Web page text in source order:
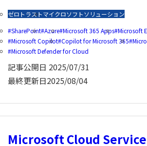
ゼロトラストマイクロソフトソリューション
SharePoint Azure Microsoft 365 Apps Microsoft
Microsoft Copilot Copilot for Microsoft 365
Microsoft Defender for Cloud
記事公開日 2025/07/31
最終更新日2025/08/04
Microsoft Cloud Service